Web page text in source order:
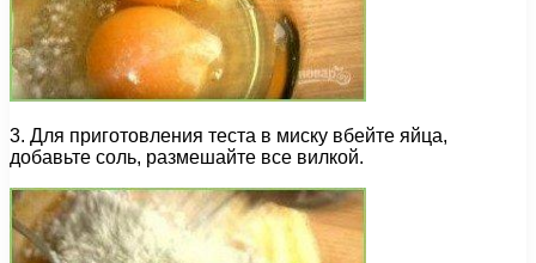
3. Для приготовления теста в миску вбейте яйца,
добавьте соль, размешайте все вилкой.